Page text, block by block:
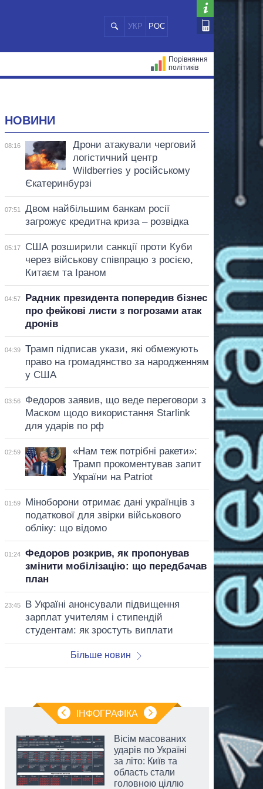
УКР РОС
Порівняння
політиків
НОВИНИ
08:16
Дрони атакували черговий
логістичний центр
Wildberries у російському
Єкатеринбурзі
07:51
Двом найбільшим банкам росії
загрожує кредитна криза – розвідка
05:17
США розширили санкції проти Куби
через військову співпрацю з росією,
Китаєм та Іраном
04:57
Радник президента попередив бізнес
про фейкові листи з погрозами атак
дронів
04:39
Трамп підписав укази, які обмежують
право на громадянство за народженням
у США
03:56
Федоров заявив, що веде переговори з
Маском щодо використання Starlink
для ударів по рф
02:59
«Нам теж потрібні ракети»:
Трамп прокоментував запит
України на Patriot
01:59
Міноборони отримає дані українців з
податкової для звірки військового
обліку: що відомо
01:24
Федоров розкрив, як пропонував
змінити мобілізацію: що передбачав
план
23:45
В Україні анонсували підвищення
зарплат учителям і стипендій
студентам: як зростуть виплати
Більше новин
ІНФОГРАФІКА
Вісім масованих
ударів по Україні
за літо: Київ та
область стали
головною ціллю